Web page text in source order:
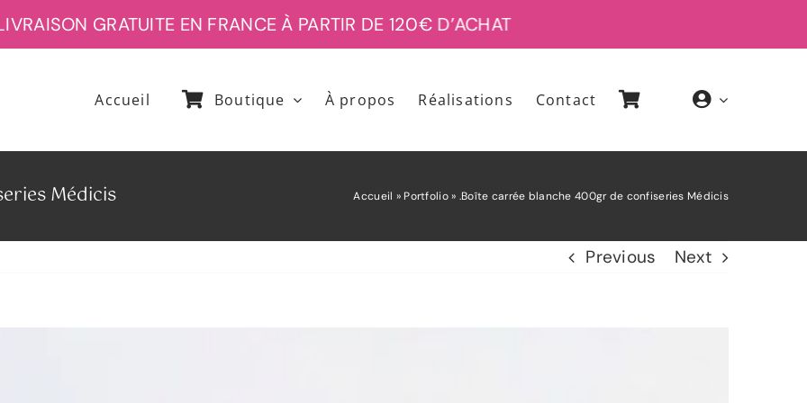
GRATUITE EN FRANCE À PARTIR DE 120€ D’ACHAT
Accueil Boutique À propos Réalisations Contact
Médicis Accueil » Portfolio» .Boîte carrée blanche 400gr de confiseries Médicis
Previous Next